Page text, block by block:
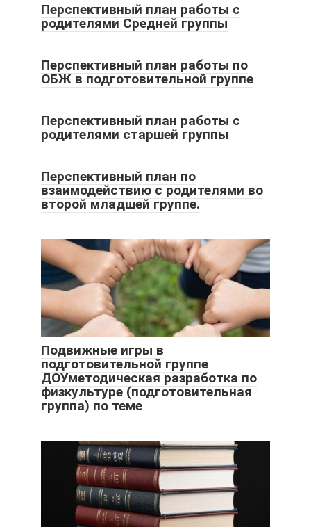
Перспективный план работы с
родителями Средней группы
Перспективный план работы по
ОБЖ в подготовительной группе
Перспективный план работы с
родителями старшей группы
Перспективный план по
взаимодействию с родителями во
второй младшей группе.
Подвижные игры в
подготовительной группе
ДОУметодическая разработка по
физкультуре (подготовительная
группа) по теме